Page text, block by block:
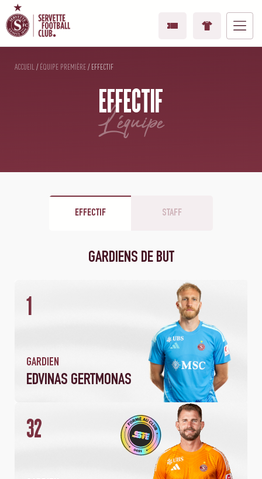
ACCUEIL /ÉQUIPE PREMIÈRE/EFFECTIF
EFFECTIF
l'équipe
EFFECTIF STAFF
GARDIENS DE BUT
1
GARDIEN
EDVINAS GERTMONAS
MATCH
90
32